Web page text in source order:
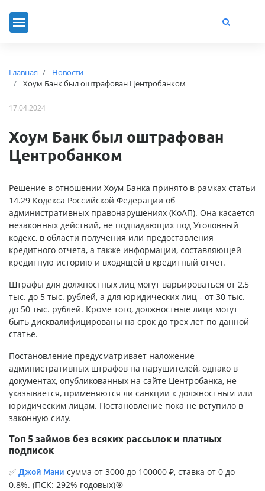
Главная
Новости
Хоум Банк был оштрафован Центробанком
17.04.2024
Хоум Банк был оштрафован
Центробанком
Решение в отношении Хоум Банка принято в рамках статьи
14.29 Кодекса Российской Федерации об
административных правонарушениях (КоАП). Она касается
незаконных действий, не подпадающих под Уголовный
кодекс, в области получения или предоставления
кредитного отчета, а также информации, составляющей
кредитную историю и входящей в кредитный отчет.
Штрафы для должностных лиц могут варьироваться от 2,5
тыс. до 5 тыс. рублей, а для юридических лиц - от 30 тыс.
до 50 тыс. рублей. Кроме того, должностные лица могут
быть дисквалифицированы на срок до трех лет по данной
статье.
Постановление предусматривает наложение
административных штрафов на нарушителей, однако в
документах, опубликованных на сайте Центробанка, не
указывается, применяются ли санкции к должностным или
юридическим лицам. Постановление пока не вступило в
законную силу.
Топ 5 займов без всяких рассылок и платных
подписок
✅ Джой Мани сумма от 3000 до 100000 ₽, ставка от 0 до
0.8%. (ПСК: 292% годовых)🎯